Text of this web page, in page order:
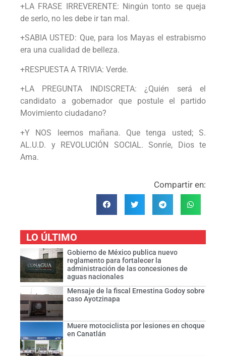
+LA FRASE IRREVERENTE: Ningún tonto se queja
de serlo, no les debe ir tan mal.
+SABIA USTED: Que, para los Mayas el estrabismo
era una cualidad de belleza.
+RESPUESTA A TRIVIA: Verde.
+LA PREGUNTA INDISCRETA: ¿Quién será el
candidato a gobernador que postule el partido
Movimiento ciudadano?
+Y NOS leemos mañana. Que tenga usted; S.
AL.U.D. y REVOLUCIÓN SOCIAL. Sonríe, Dios te
Ama.
Compartir en:
LO ÚLTIMO
Gobierno de México publica nuevo
reglamento para fortalecer la
administración de las concesiones de
aguas nacionales
Mensaje de la fiscal Ernestina Godoy sobre
caso Ayotzinapa
Muere motociclista por lesiones en choque
en Canatlán